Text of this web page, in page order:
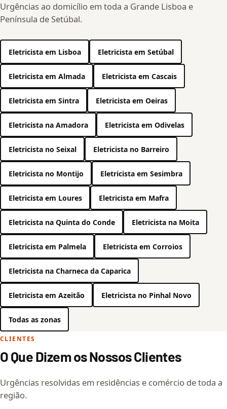
Urgências ao domicílio em toda a Grande Lisboa e
Península de Setúbal.
Eletricista em Lisboa Eletricista em Setúbal
Eletricista em Almada Eletricista em Cascais
Eletricista em Sintra Eletricista em Oeiras
Eletricista na Amadora Eletricista em Odivelas
Eletricista no Seixal Eletricista no Barreiro
Eletricista no Montijo Eletricista em Sesimbra
Eletricista em Loures Eletricista em Mafra
Eletricista na Quinta do Conde Eletricista na Moita
Eletricista em Palmela Eletricista em Corroios
Eletricista na Charneca da Caparica
Eletricista em Azeitão Eletricista no Pinhal Novo
Todas as zonas
CLIENTES
O Que Dizem os Nossos Clientes
Urgências resolvidas em residências e comércio de toda a
região.